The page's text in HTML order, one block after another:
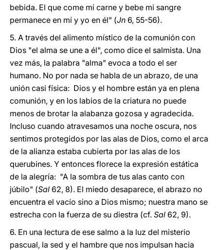
bebida. El que come mi carne y bebe mi sangre
permanece en mí y yo en él" (Jn 6, 55-56).
5. A través del alimento místico de la comunión con
Dios "el alma se une a él", como dice el salmista. Una
vez más, la palabra "alma" evoca a todo el ser
humano. No por nada se habla de un abrazo, de una
unión casi física: Dios y el hombre están ya en plena
comunión, y en los labios de la criatura no puede
menos de brotar la alabanza gozosa y agradecida.
Incluso cuando atravesamos una noche oscura, nos
sentimos protegidos por las alas de Dios, como el arca
de la alianza estaba cubierta por las alas de los
querubines. Y entonces florece la expresión estática
de la alegría: "A la sombra de tus alas canto con
júbilo" (Sal 62, 8). El miedo desaparece, el abrazo no
encuentra el vacío sino a Dios mismo; nuestra mano se
estrecha con la fuerza de su diestra (cf. Sal 62, 9).
6. En una lectura de ese salmo a la luz del misterio
pascual, la sed y el hambre que nos impulsan hacia